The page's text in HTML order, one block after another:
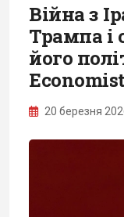
Війна з
Трампа і
його
Economist
20 березня